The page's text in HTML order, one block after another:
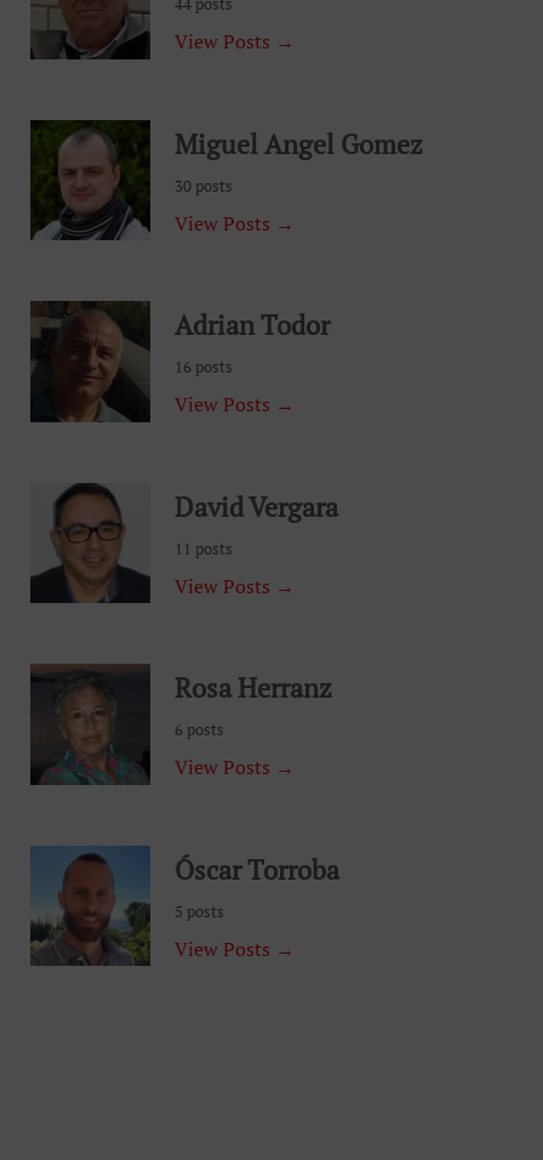
44 posts
View Posts →
Miguel Angel Gomez
30 posts
View Posts →
Adrian Todor
16 posts
View Posts →
David Vergara
11 posts
View Posts →
Rosa Herranz
6 posts
View Posts →
Óscar Torroba
5 posts
View Posts →